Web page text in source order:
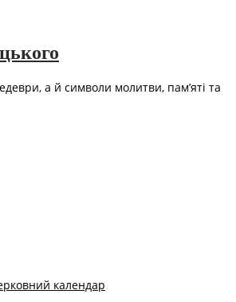
а й символи молитви, пам’яті та
календар